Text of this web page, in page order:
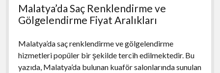
Malatya’da Saç Renklendirme ve
Gölgelendirme Fiyat Aralıkları
Malatya’da saç renklendirme ve gölgelendirme
hizmetleri popüler bir şekilde tercih edilmektedir. Bu
yazıda, Malatya’da bulunan kuaför salonlarında sunulan